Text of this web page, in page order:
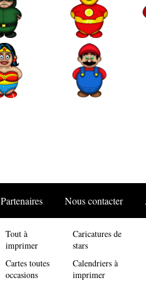
Partenaires Nous contacter
Tout à
imprimer
Cartes toutes
occasions
Caricatures de
stars
Calendriers à
imprimer